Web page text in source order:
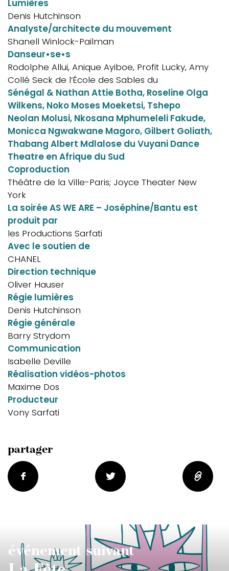
Lumières
Denis Hutchinson
Analyste/architecte du mouvement
Shanell Winlock-Pailman
Danseur•se•s
Rodolphe Allui, Anique Ayiboe, Profit Lucky, Amy
Collé Seck de l’École des Sables du
Sénégal & Nathan Attie Botha, Roseline Olga
Wilkens, Noko Moses Moeketsi, Tshepo
Neolan Molusi, Nkosana Mphumeleli Fakude,
Monicca Ngwakwane Magoro, Gilbert Goliath,
Thabang Albert Mdlalose du Vuyani Dance
Theatre en Afrique du Sud
Coproduction
Théâtre de la Ville-Paris; Joyce Theater New
York
La soirée AS WE ARE – Joséphine/Bantu est
produit par
les Productions Sarfati
Avec le soutien de
CHANEL
Direction technique
Oliver Hauser
Régie lumières
Denis Hutchinson
Régie générale
Barry Strydom
Communication
Isabelle Deville
Réalisation vidéos-photos
Maxime Dos
Producteur
Vony Sarfati
partager
événement suivant